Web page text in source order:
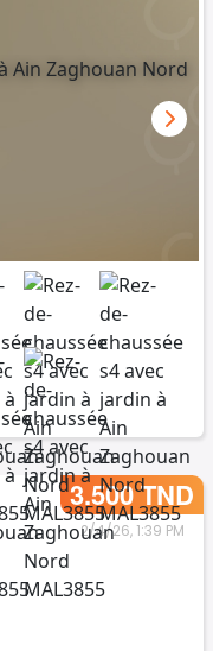
3.500 TND
2/4/26, 1:39 PM